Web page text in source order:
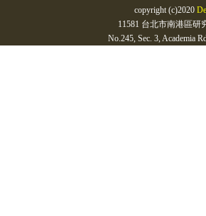
copyright (c)2020
11581 台北市南港區研
No.245, Sec. 3, Academia